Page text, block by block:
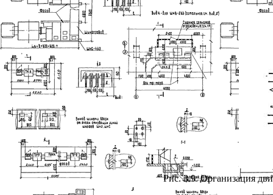
Рис. 3.9. Организация